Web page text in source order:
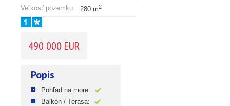
Veľkosť pozemku 280 m2
490 000 EUR
Popis
Pohľad na more:
Balkón / Terasa: